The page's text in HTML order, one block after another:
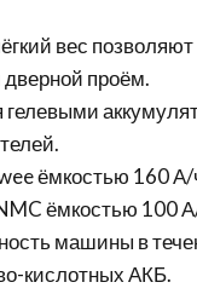
вес
дверной проём.
ёмкостью 160
ёмкостью 100
машины в
кислотных АКБ.